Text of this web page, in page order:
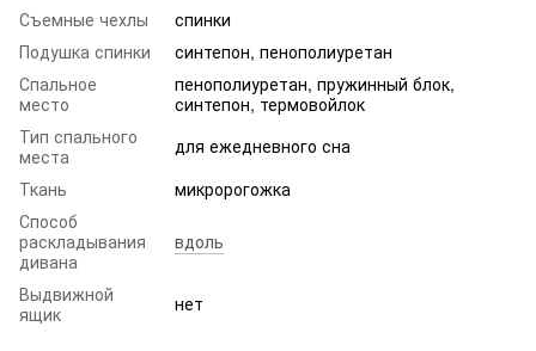
Съемные чехлы
спинки
Подушка спинки
синтепон, пенополиуретан
Спальное
место
пенополиуретан, пружинный блок,
синтепон, термовойлок
Тип спального
места
для ежедневного сна
Ткань
микророгожка
Способ
раскладывания
дивана
вдоль
Выдвижной
ящик
нет